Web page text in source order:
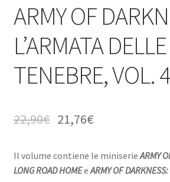
ARMY OF
L’ARMATA DELLE
TENEBRE, VOL. 4
22,90€ 21,76€
Il volume contiene le miniserieARMY
LONG ROAD HOMEeARMY OF